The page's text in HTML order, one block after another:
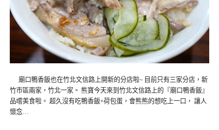
廟口鴨香飯也在竹北文信路上開新的分店啦~ 目前只有三家分店，新
竹市區兩家，竹北一家。 熊寶今天來到竹北文信路上的『廟口鴨香飯』
品嚐美食啦。 超久沒有吃鴨香飯+荷包蛋，會熊熊的想吃上一口，​ 讓人
懷念…